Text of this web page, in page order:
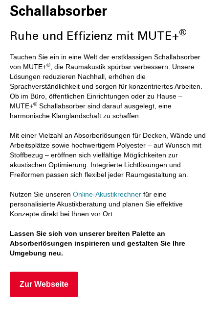
Schallabsorber
Ruhe und Effizienz mit MUTE+®
Tauchen Sie ein in eine Welt der erstklassigen Schallabsorber
von MUTE+®
, die Raumakustik spürbar verbessern. Unsere
Lösungen reduzieren Nachhall, erhöhen die
Sprachverständlichkeit und sorgen für konzentriertes Arbeiten.
Ob im Büro, öffentlichen Einrichtungen oder zu Hause –
MUTE+® Schallabsorber sind darauf ausgelegt, eine
harmonische Klanglandschaft zu schaffen.
Mit einer Vielzahl an Absorberlösungen für Decken, Wände und
Arbeitsplätze sowie hochwertigem Polyester – auf Wunsch mit
Stoffbezug – eröffnen sich vielfältige Möglichkeiten zur
akustischen Optimierung. Integrierte Lichtlösungen und
Freiformen passen sich flexibel jeder Raumgestaltung an.
Nutzen Sie unseren Online-Akustikrechner für eine
personalisierte Akustikberatung und planen Sie effektive
Konzepte direkt bei Ihnen vor Ort.
Lassen Sie sich von unserer breiten Palette an
Absorberlösungen inspirieren und gestalten Sie Ihre
Umgebung neu.
Zur Webseite